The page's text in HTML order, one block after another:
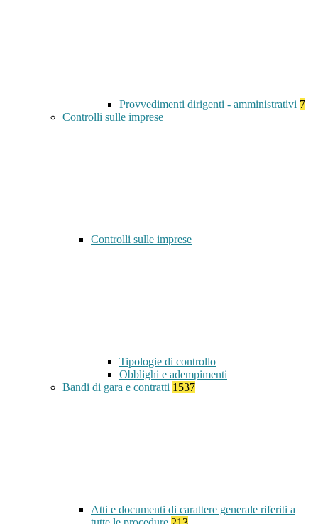
Provvedimenti dirigenti - amministrativi 7
Controlli sulle imprese
Controlli sulle imprese
Tipologie di controllo
Obblighi e adempimenti
Bandi di gara e contratti 1537
Atti e documenti di carattere generale riferiti a